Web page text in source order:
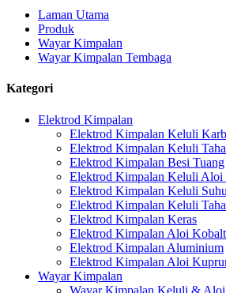
Laman Utama
Produk
Wayar Kimpalan
Wayar Kimpalan Tembaga
Kategori
Elektrod Kimpalan
Elektrod Kimpalan Keluli
Elektrod Kimpalan Keluli
Elektrod Kimpalan Besi Tuang
Elektrod Kimpalan Keluli Aloi
Elektrod Kimpalan Keluli
Elektrod Kimpalan Keluli
Elektrod Kimpalan Keras
Elektrod Kimpalan Aloi Kobalt
Elektrod Kimpalan Aluminium
Elektrod Kimpalan Aloi
Wayar Kimpalan
Wayar Kimpalan Keluli & Aloi